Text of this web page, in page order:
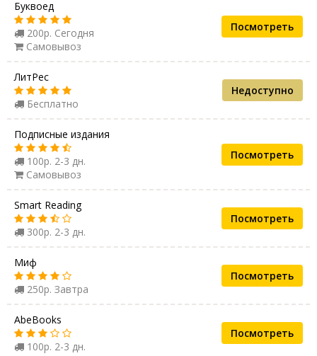
Буквоед
200р. Сегодня
Самовывоз
Посмотреть
ЛитРес
Бесплатно
Недоступно
Подписные издания
100р. 2-3 дн.
Самовывоз
Посмотреть
Smart Reading
300р. 2-3 дн.
Посмотреть
Миф
250р. Завтра
Посмотреть
AbeBooks
100р. 2-3 дн.
Посмотреть